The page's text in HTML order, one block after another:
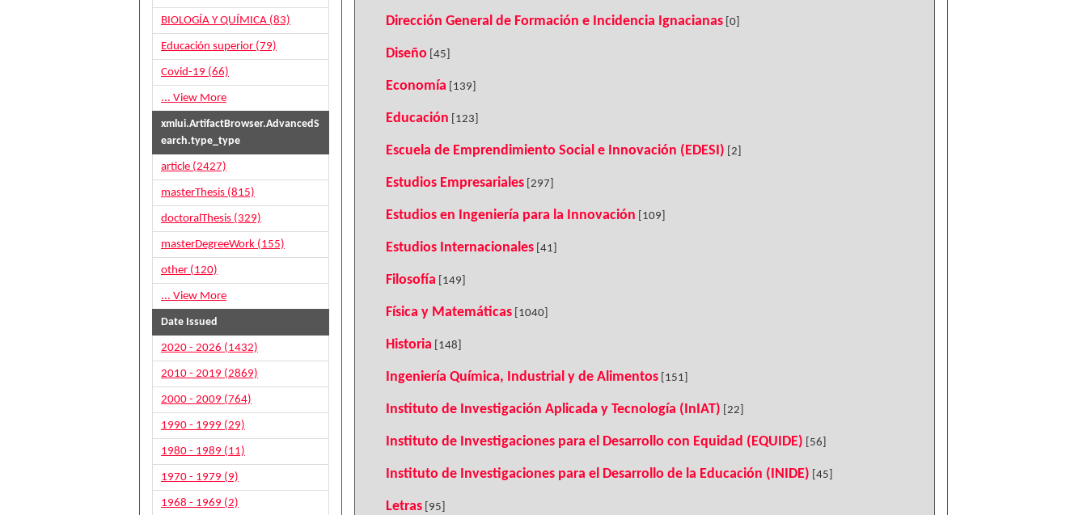
Dirección General de Formación e Incidencia Ignacianas[0]
Diseño [45]
Economía [139]
Educación [123]
Escuela de Emprendimiento Social e Innovación (EDESI) [2]
Estudios Empresariales[297]
Estudios en Ingeniería para la Innovación [109]
Estudios Internacionales[41]
Filosofía [149]
Física y Matemáticas[1040]
Historia [148]
Ingeniería Química, Industrial y de Alimentos[151]
Instituto de Investigación Aplicada y Tecnología (InIAT) [22]
Instituto de Investigaciones para el Desarrollo con Equidad (EQUIDE) [56]
Instituto de Investigaciones para el Desarrollo de la Educación (INIDE) [45]
Letras[95]
BIOLOGÍA Y QUÍMICA (83)
Educación superior (79)
Covid-19 (66)
... View More
xmlui.ArtifactBrowser.AdvancedS
earch.type_type
article (2427)
masterThesis (815)
doctoralThesis (329)
masterDegreeWork (155)
other (120)
... View More
Date Issued
2020 - 2026 (1432)
2010 - 2019 (2869)
2000 - 2009 (764)
1990 - 1999 (29)
1980 - 1989 (11)
1970 - 1979 (9)
1968 - 1969 (2)